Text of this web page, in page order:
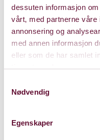
dessuten informasjon
vårt, med partnerne våre
annonsering og
med annen informasjon
eller som de har samlet
tjenestene deres.
Nødvendig
Egenskaper
Store Sal
Claude Monets allé 27
Kart